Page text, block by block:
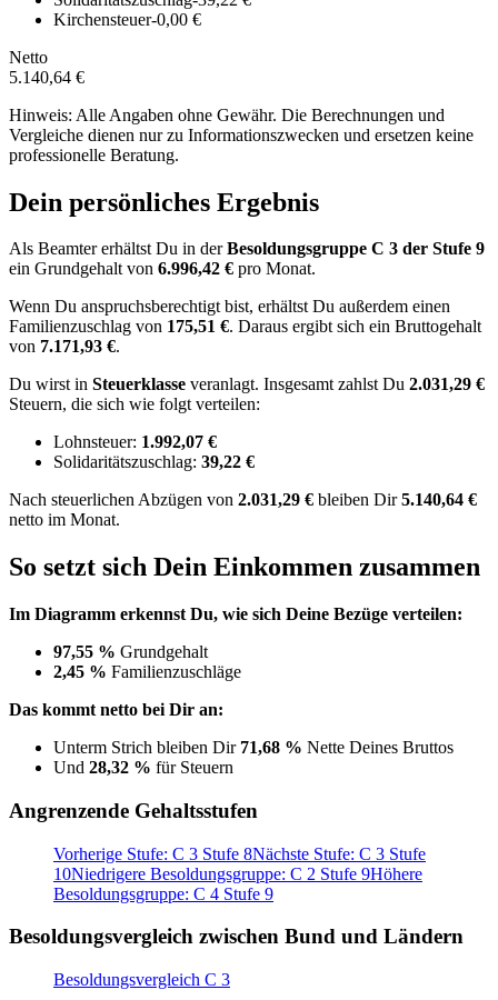
Kirchensteuer-0,00 €
Netto
5.140,64 €
Hinweis: Alle Angaben ohne Gewähr. Die Berechnungen und
Vergleiche dienen nur zu Informationszwecken und ersetzen keine
professionelle Beratung.
Dein persönliches Ergebnis
Als Beamter erhältst Du in derBesoldungsgruppe C 3 der Stufe 9
ein Grundgehalt von 6.996,42 € pro Monat.
Wenn Du anspruchsberechtigt bist, erhältst Du außerdem einen
Familienzuschlag von 175,51 €. Daraus ergibt sich ein Bruttogehalt
von 7.171,93 €.
Du wirst in Steuerklasse veranlagt. Insgesamt zahlst Du 2.031,29 €
Steuern, die sich wie folgt verteilen:
Lohnsteuer: 1.992,07 €
Solidaritätszuschlag: 39,22 €
Nach steuerlichen Abzügen von 2.031,29 € bleiben Dir5.140,64 €
netto im Monat.
So setzt sich Dein Einkommen zusammen
Im Diagramm erkennst Du, wie sich Deine Bezüge verteilen:
97,55 % Grundgehalt
2,45 % Familienzuschläge
Das kommt netto bei Dir an:
Unterm Strich bleiben Dir 71,68 % Nette Deines Bruttos
Und 28,32 % für Steuern
Angrenzende Gehaltsstufen
Vorherige Stufe: C 3 Stufe 8Nächste Stufe: C 3 Stufe
10Niedrigere Besoldungsgruppe: C 2 Stufe 9Höhere
Besoldungsgruppe: C 4 Stufe 9
Besoldungsvergleich zwischen Bund und Ländern
Besoldungsvergleich C 3